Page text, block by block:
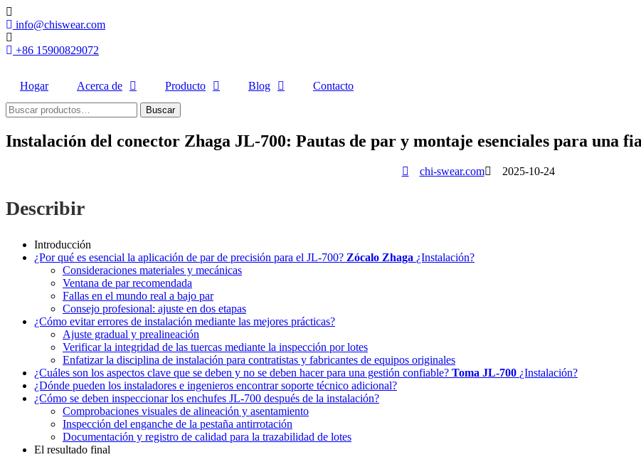
Ir
al
contenido
info@chiswear.com
+86 15900829072
Hogar Acerca de Producto Blog
Contacto
Buscar
por:
Buscar
Instalación del conector Zhaga JL-700: Pautas de par y montaje esenciales para una
chi-swear.com 2025-10-24
Describir
Introducción
¿Por qué es esencial la aplicación de par de precisión para el JL-700? Zócalo Zhaga ¿Instalación?
Consideraciones materiales y mecánicas
Ventana de par recomendada
Fallas en el mundo real a bajo par
Consejo profesional: ajuste en dos etapas
¿Cómo evitar errores de instalación mediante las mejores prácticas?
Ajuste gradual y prealineación
Verificar la integridad de las tuercas mediante la inspección por lotes
Enfatizar la disciplina de instalación para contratistas y fabricantes de equipos originales
¿Cuáles son los aspectos clave que se deben y no se deben hacer para una gestión confiable? Toma JL-700 ¿Instalación?
¿Dónde pueden los instaladores e ingenieros encontrar soporte técnico adicional?
¿Cómo se deben inspeccionar los enchufes JL-700 después de la instalación?
Comprobaciones visuales de alineación y asentamiento
Inspección del enganche de la pestaña antirrotación
Documentación y registro de calidad para la trazabilidad de lotes
El resultado final